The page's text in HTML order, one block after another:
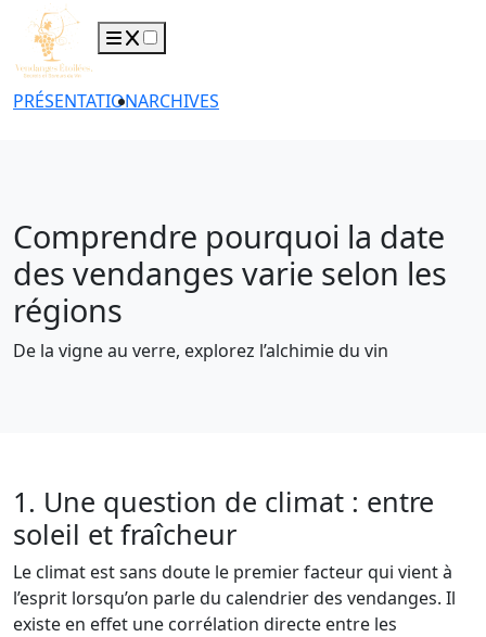
PRÉSENTATIONARCHIVES
Comprendre pourquoi la date
des vendanges varie selon les
régions
De la vigne au verre, explorez l’alchimie du vin
1. Une question de climat : entre
soleil et fraîcheur
Le climat est sans doute le premier facteur qui vient à
l’esprit lorsqu’on parle du calendrier des vendanges. Il
existe en effet une corrélation directe entre les